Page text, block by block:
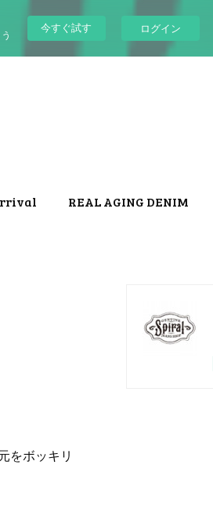
今すぐ試す ログイン
REAL AGING DENIM
をボッキリ